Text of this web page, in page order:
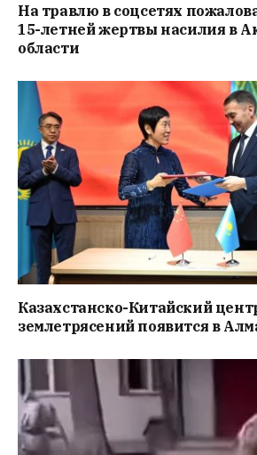
На травлю в соцсетях
15-летней жертвы насилия в
области
Казахстанско-Китайский
землетрясений появится в